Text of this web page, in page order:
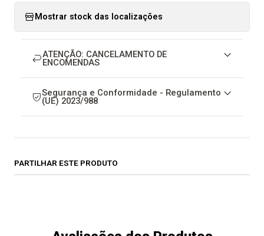
Mostrar stock das localizações
ATENÇÃO: CANCELAMENTO DE
ENCOMENDAS
Segurança e Conformidade - Regulamento
(UE) 2023/988
PARTILHAR ESTE PRODUTO